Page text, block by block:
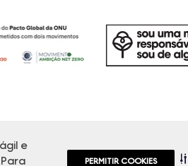
e
PERMITIR COOKIES
e disponibilidade de estoque a